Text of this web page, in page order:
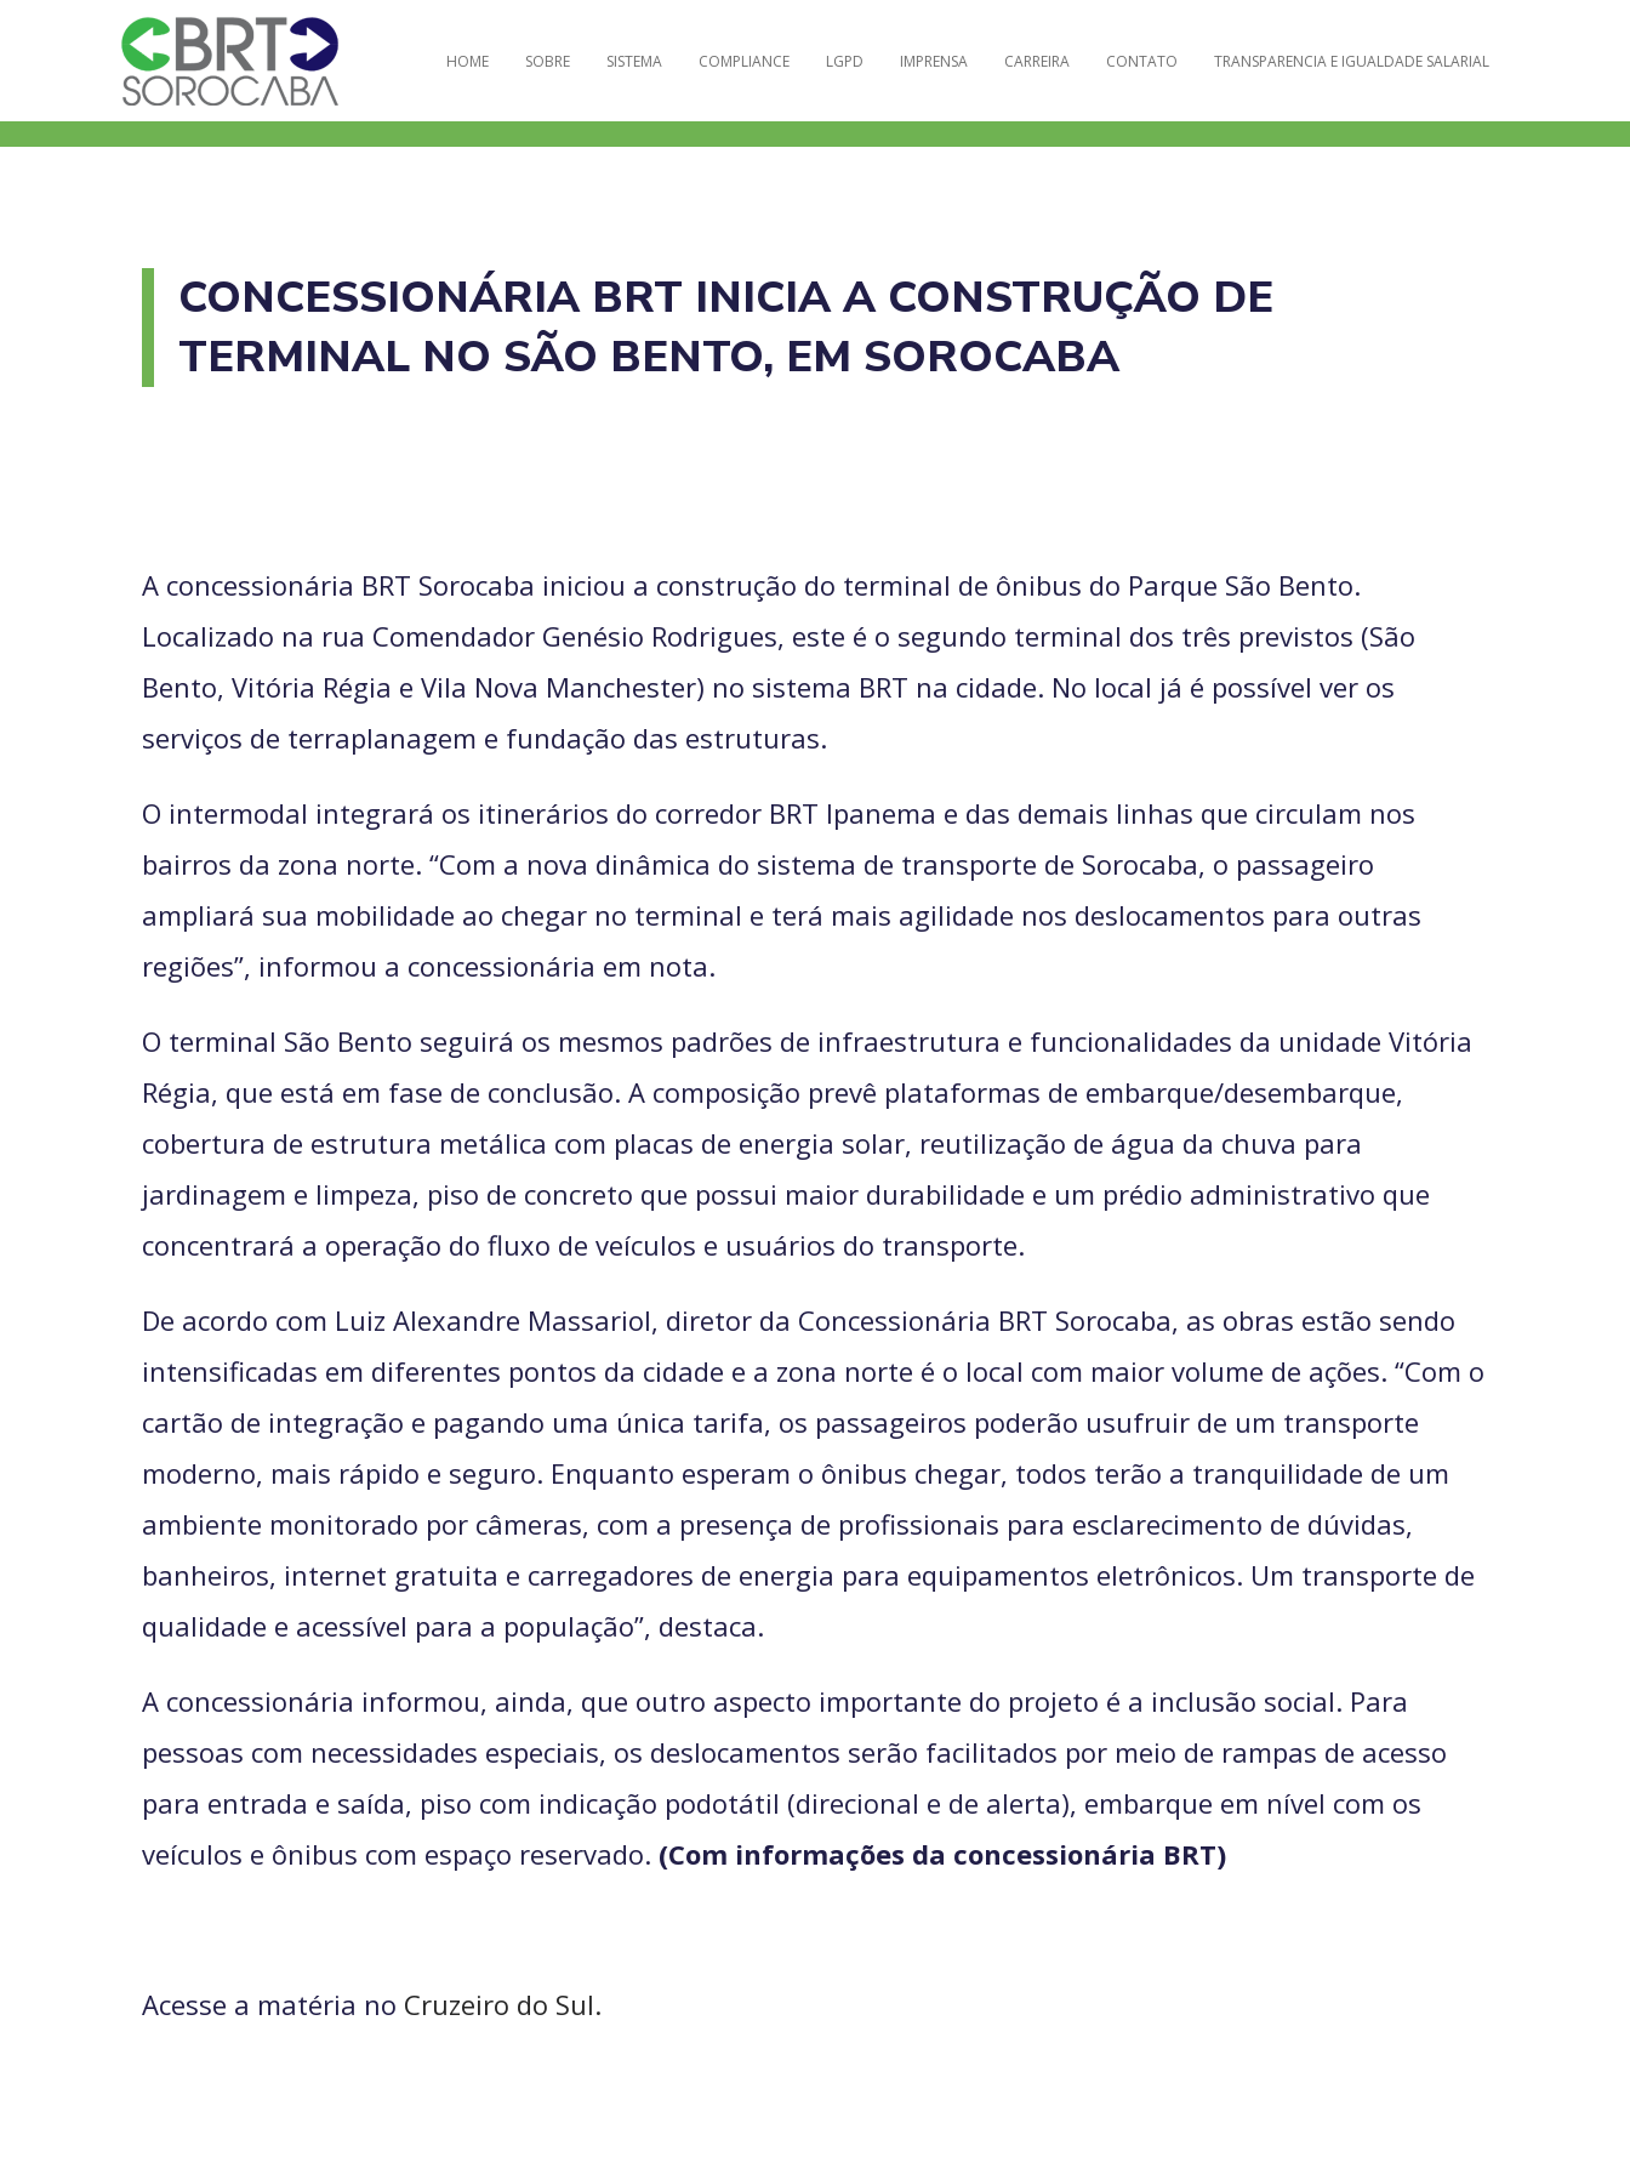
HOME SOBRE SISTEMA COMPLIANCE LGPD IMPRENSA CARREIRA CONTATO TRANSPARENCIA E IGUALDADE SALARIAL
CONCESSIONÁRIA BRT INICIA A CONSTRUÇÃO DE
TERMINAL NO SÃO BENTO, EM SOROCABA
A concessionária BRT Sorocaba iniciou a construção do terminal de ônibus do Parque São Bento.
Localizado na rua Comendador Genésio Rodrigues, este é o segundo terminal dos três previstos (São
Bento, Vitória Régia e Vila Nova Manchester) no sistema BRT na cidade. No local já é possível ver os
serviços de terraplanagem e fundação das estruturas.
O intermodal integrará os itinerários do corredor BRT Ipanema e das demais linhas que circulam nos
bairros da zona norte. “Com a nova dinâmica do sistema de transporte de Sorocaba, o passageiro
ampliará sua mobilidade ao chegar no terminal e terá mais agilidade nos deslocamentos para outras
regiões”, informou a concessionária em nota.
O terminal São Bento seguirá os mesmos padrões de infraestrutura e funcionalidades da unidade Vitória
Régia, que está em fase de conclusão. A composição prevê plataformas de embarque/desembarque,
cobertura de estrutura metálica com placas de energia solar, reutilização de água da chuva para
jardinagem e limpeza, piso de concreto que possui maior durabilidade e um prédio administrativo que
concentrará a operação do fluxo de veículos e usuários do transporte.
De acordo com Luiz Alexandre Massariol, diretor da Concessionária BRT Sorocaba, as obras estão sendo
intensificadas em diferentes pontos da cidade e a zona norte é o local com maior volume de ações. “Com o
cartão de integração e pagando uma única tarifa, os passageiros poderão usufruir de um transporte
moderno, mais rápido e seguro. Enquanto esperam o ônibus chegar, todos terão a tranquilidade de um
ambiente monitorado por câmeras, com a presença de profissionais para esclarecimento de dúvidas,
banheiros, internet gratuita e carregadores de energia para equipamentos eletrônicos. Um transporte de
qualidade e acessível para a população”, destaca.
A concessionária informou, ainda, que outro aspecto importante do projeto é a inclusão social. Para
pessoas com necessidades especiais, os deslocamentos serão facilitados por meio de rampas de acesso
para entrada e saída, piso com indicação podotátil (direcional e de alerta), embarque em nível com os
veículos e ônibus com espaço reservado. (Com informações da concessionária BRT)
Acesse a matéria no Cruzeiro do Sul.